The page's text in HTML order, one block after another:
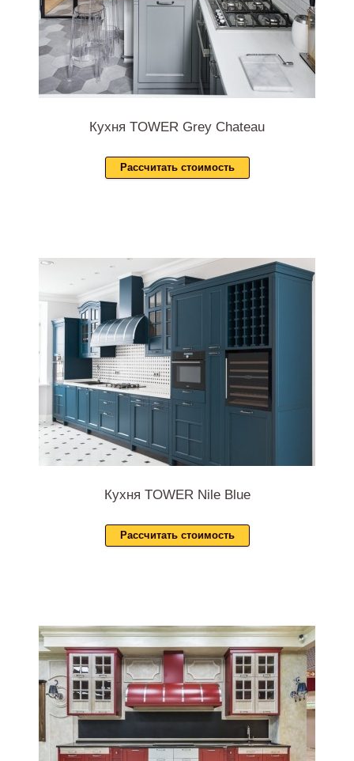
Кухня TOWER Grey Chateau
Рассчитать стоимость
Кухня TOWER Nile Blue
Рассчитать стоимость